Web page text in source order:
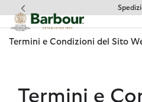
Clicca per visualizzare la nostra
Termini e Condizioni del Sito
Termini e